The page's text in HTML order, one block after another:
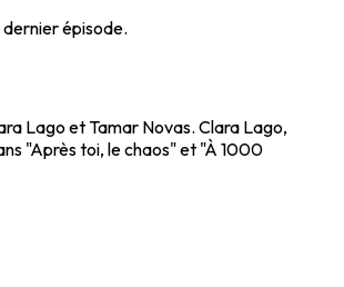
épisode.
Lago et Tamar Novas. Clara Lago,
"Après toi, le chaos" et "À 1000